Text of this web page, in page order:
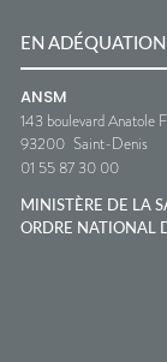
EN
ANSM
143 boulevard Anatole
93200 Saint-Denis
01 55 87 30 00
MINISTÈRE DE LA
ORDRE NATIONAL